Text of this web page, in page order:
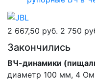
2 667,50 руб. 2 750
Закончились
ВЧ-динамики
диаметр 100 мм, 4